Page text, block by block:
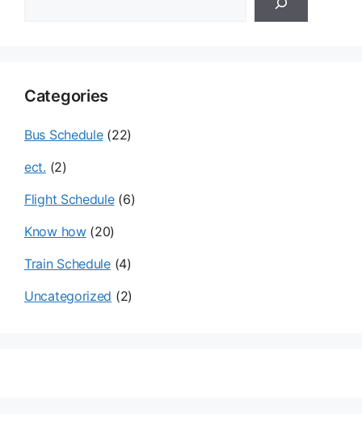
Categories
Bus Schedule(22)
ect. (2)
Flight Schedule(6)
Know how(20)
Train Schedule(4)
Uncategorized (2)